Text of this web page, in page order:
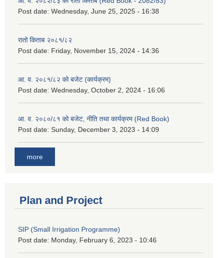
Post date: Wednesday, June 25, 2025 - 16:38
रातो किताब २०८१/८२
Post date: Friday, November 15, 2024 - 14:36
आ. व. २०८१/८२ को बजेट (कार्यक्रम)
Post date: Wednesday, October 2, 2024 - 16:06
आ. व. २०८०/८१ को बजेट, नीति तथा कार्यक्रम (Red Book)
Post date: Sunday, December 3, 2023 - 14:09
more
Plan and Project
SIP (Small Irrigation Programme)
Post date: Monday, February 6, 2023 - 10:46